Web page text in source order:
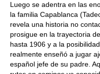
Luego se adentra en las
la familia Capablanca
revela una historia no
prosigue en la trayectoria
hasta 1906 y a la
realmente enseñó a jugar
español jefe de su padre.